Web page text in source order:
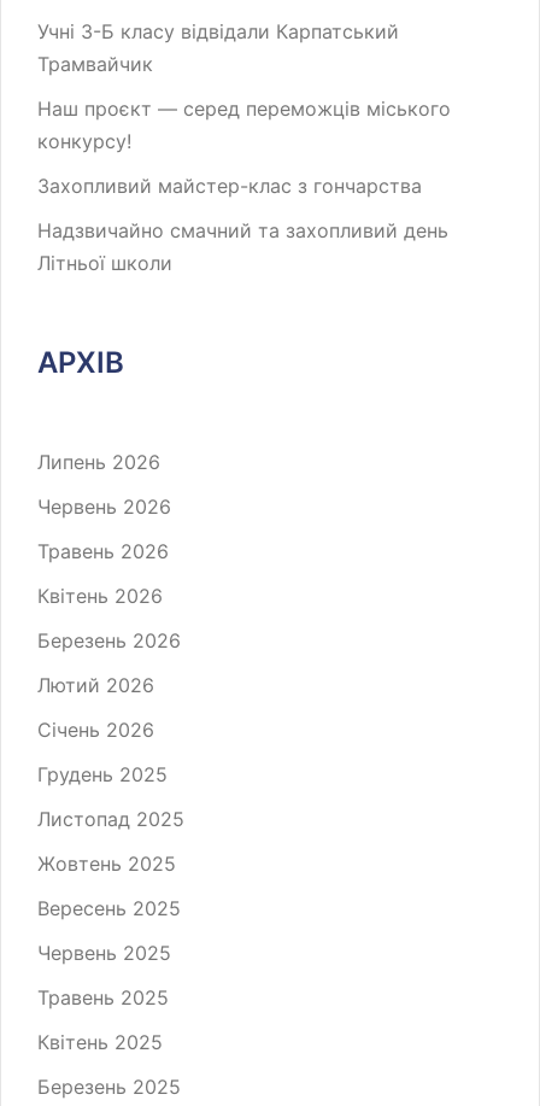
Учні 3-Б класу відвідали Карпатський
Трамвайчик
Наш проєкт — серед переможців міського
конкурсу!
Захопливий майстер-клас з гончарства
Надзвичайно смачний та захопливий день
Літньої школи
АРХІВ
Липень 2026
Червень 2026
Травень 2026
Квітень 2026
Березень 2026
Лютий 2026
Січень 2026
Грудень 2025
Листопад 2025
Жовтень 2025
Вересень 2025
Червень 2025
Травень 2025
Квітень 2025
Березень 2025